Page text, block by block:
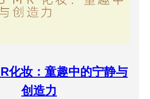
化妆：童趣中的宁静与
创造力